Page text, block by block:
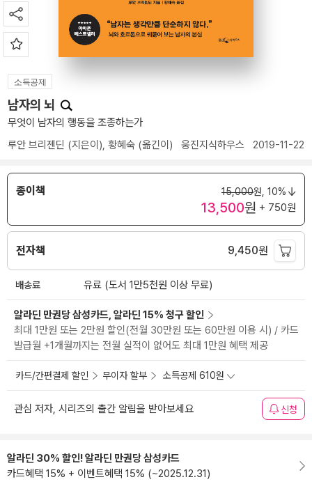
소득공제
남자의 뇌
무엇이 남자의 행동을 조종하는가
루안 브리젠딘 (지은이), 황혜숙 (옮긴이) 웅진지식하우스 2019-11-22
종이책 15,000원, 10%
13,500원 + 750원
전자책 9,450원
배송료 유료 (도서 1만5천원 이상 무료)
알라딘 만권당 삼성카드, 알라딘 15% 청구 할인
최대 1만원 또는 2만원 할인(전월 30만원 또는 60만원 이용 시) / 카드
발급월 +1개월까지는 전월 실적이 없어도 최대 1만원 혜택 제공
카드/간편결제 할인 무이자 할부 소득공제 610원
관심 저자, 시리즈의 출간 알림을 받아보세요 신청
알라딘 30% 할인! 알라딘 만권당 삼성카드
카드혜택 15% + 이벤트혜택 15% (~2025.12.31)